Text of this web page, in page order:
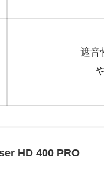
遮音
HD 400 PRO